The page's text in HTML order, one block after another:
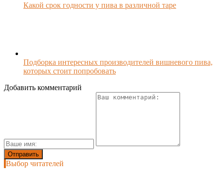
Какой срок годности у пива в различной таре
Подборка интересных производителей вишневого пива,
которых стоит попробовать
Добавить комментарий
Выбор читателей